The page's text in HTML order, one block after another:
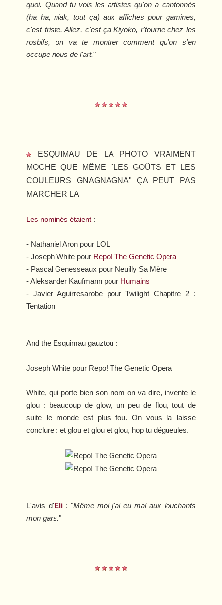
quoi. Quand tu vois les artistes qu'on a cantonnés
(ha ha, niak, tout ça) aux affiches pour gamines,
c'est triste. Allez, c'est ça Kiyoko, r'tourne chez les
rosbifs, on va te montrer comment qu'on s'en
occupe nous de l'art."
ESQUIMAU DE LA PHOTO VRAIMENT
MOCHE QUE MÊME "LES GOÛTS ET LES
COULEURS GNAGNAGNA" ÇA PEUT PAS
MARCHER LA
Les nominés étaient :
- Nathaniel Aron pour LOL
- Joseph White pour Repo! The Genetic Opera
- Pascal Genesseaux pour Neuilly Sa Mère
- Aleksander Kaufmann pour Humains
- Javier Aguirresarobe pourTwilight Chapitre 2 :
Tentation
And the Esquimau gauztou :
Joseph White pour Repo! The Genetic Opera
White, qui porte bien son nom on va dire, invente le
glou : beaucoup de glow, un peu de flou, tout de
suite le monde est plus fou. On vous la laisse
conclure : et glou et glou et glou, hop tu dégueules.
L'avis d'Eli: "Même moi j'ai eu mal aux louchants
mon gars."